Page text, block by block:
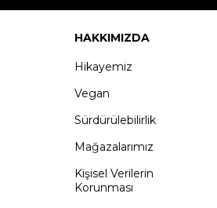
HAKKIMIZDA
Hikayemiz
Vegan
Sürdürülebilirlik
Mağazalarımız
Kişisel Verilerin
Korunması